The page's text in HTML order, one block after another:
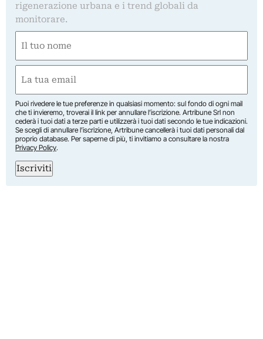
rigenerazione urbana e i trend globali da
monitorare.
(Required)
First
(Required)
Puoi rivedere le tue preferenze in qualsiasi momento: sul fondo di ogni mail
che ti invieremo, troverai il link per annullare l’iscrizione. Artribune Srl non
cederà i tuoi dati a terze parti e utilizzerà i tuoi dati secondo le tue indicazioni.
Se scegli di annullare l’iscrizione, Artribune cancellerà i tuoi dati personali dal
proprio database. Per saperne di più, ti invitiamo a consultare la nostra
Privacy Policy.
Iscriviti